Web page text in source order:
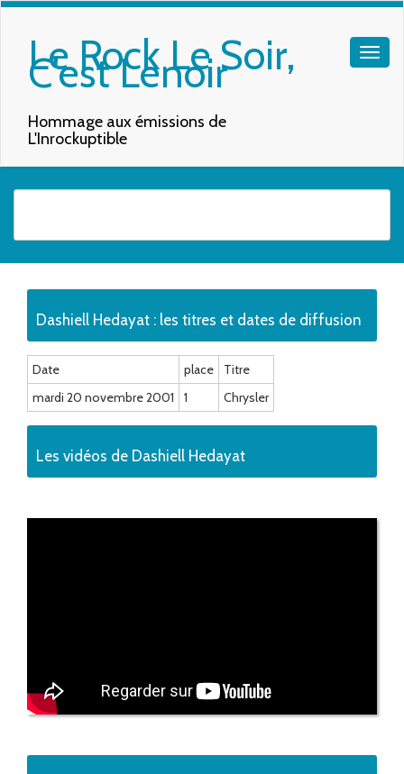
Le Rock Le Soir,
C'est Lenoir
Hommage aux émissions de
L'Inrockuptible
Dashiell Hedayat : les titres et dates de diffusion
Date place
Titre
mardi 20 novembre 2001
1 Chrysler
Les vidéos de Dashiell Hedayat